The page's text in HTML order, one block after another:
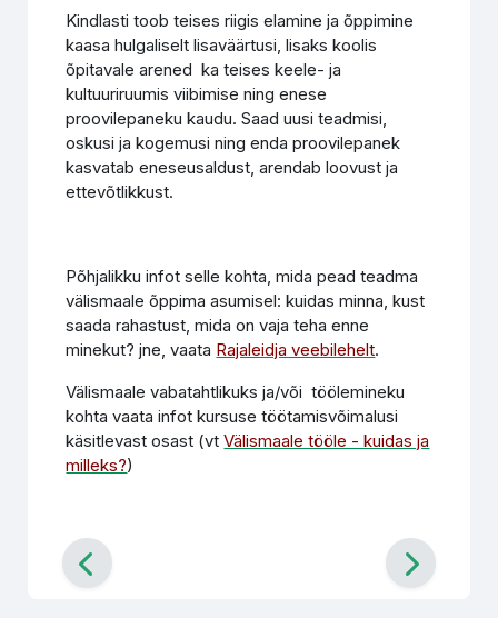
Kindlasti toob teises riigis elamine ja õppimine
kaasa hulgaliselt lisaväärtusi, lisaks koolis
õpitavale arened ka teises keele- ja
kultuuriruumis viibimise ning enese
proovilepaneku kaudu. Saad uusi teadmisi,
oskusi ja kogemusi ning enda proovilepanek
kasvatab eneseusaldust, arendab loovust ja
ettevõtlikkust.
Põhjalikku infot selle kohta, mida pead teadma
välismaale õppima asumisel: kuidas minna, kust
saada rahastust, mida on vaja teha enne
minekut? jne, vaata Rajaleidja veebilehelt.
Välismaale vabatahtlikuks ja/või töölemineku
kohta vaata infot kursuse töötamisvõimalusi
käsitlevast osast (vtVälismaale tööle - kuidas ja
milleks?)